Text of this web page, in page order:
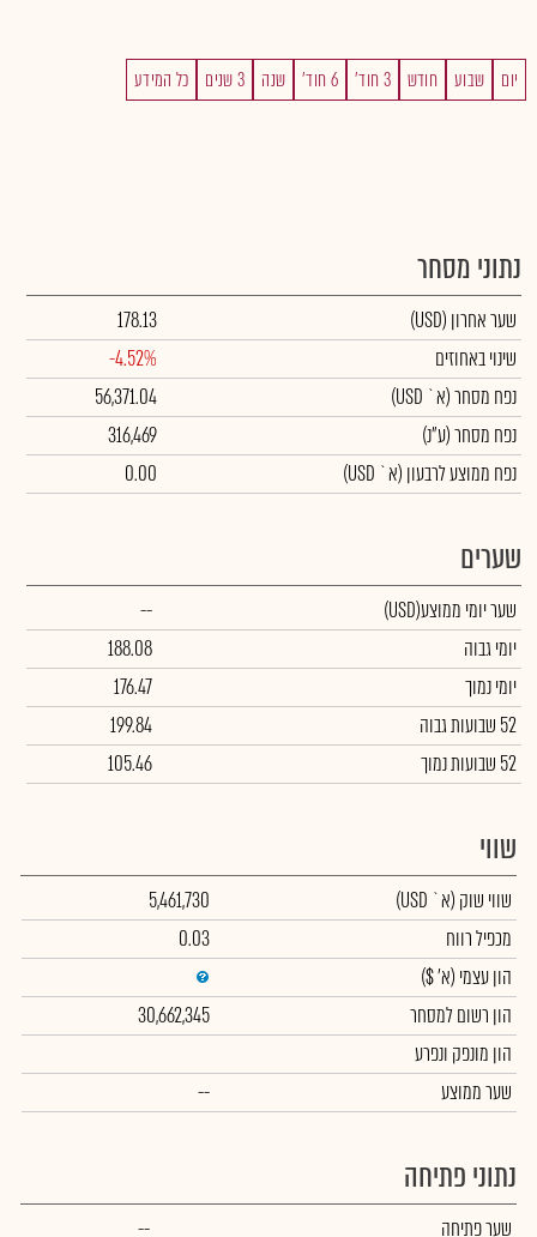
יום שבוע חודש 3 חוד' 6 חוד' שנה 3 שנים כל המידע
נתוני מסחר
שער אחרון (USD)
178.13
שינוי באחוזים
-4.52%
נפח מסחר(א` USD)
56,371.04
נפח מסחר(ע"נ)
316,469
נפח ממוצע לרבעון (א` USD)
0.00
שערים
שער יומי ממוצע(USD)
--
יומי גבוה
188.08
יומי נמוך
176.47
52 שבועות גבוה
199.84
52 שבועות נמוך
105.46
שווי
שווי שוק (א` USD)
5,461,730
מכפיל רווח
0.03
הון עצמי (א' $)
הון רשום למסחר
30,662,345
הון מונפק ונפרע
שער ממוצע
--
נתוני פתיחה
שער פתיחה --